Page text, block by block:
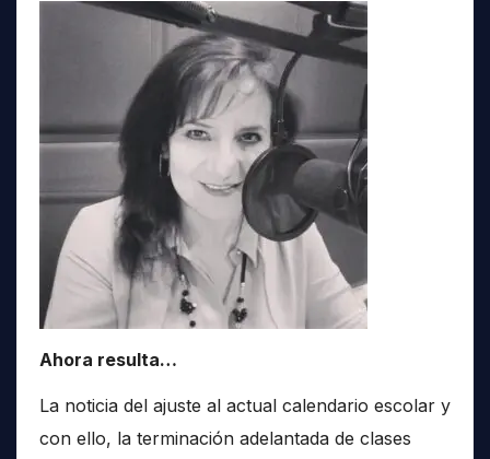
Ahora resulta…
La noticia del ajuste al actual calendario escolar y
con ello, la terminación adelantada de clases